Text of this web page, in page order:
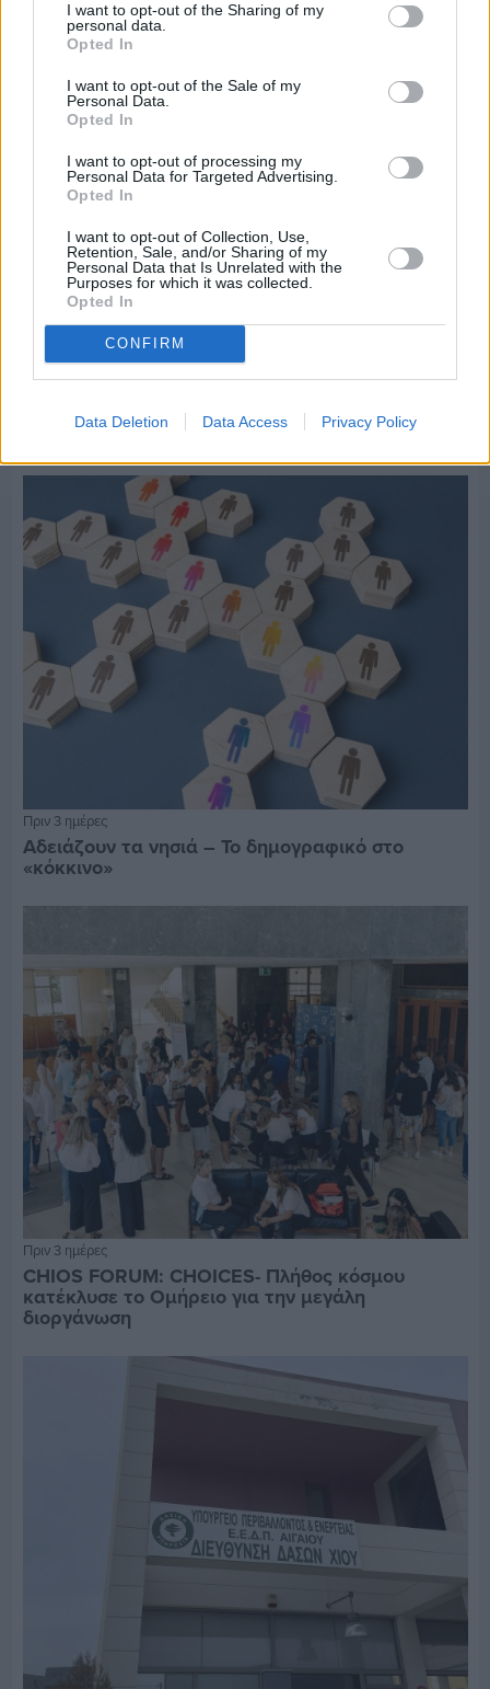
I want to opt-out of the Sharing of my
personal data.
Opted In
I want to opt-out of the Sale of my
Personal Data.
Opted In
I want to opt-out of processing my
Personal Data for Targeted Advertising.
Opted In
I want to opt-out of Collection, Use,
Retention, Sale, and/or Sharing of my
Personal Data that Is Unrelated with the
Purposes for which it was collected.
Opted In
CONFIRM
Data Deletion Data Access Privacy Policy
Διαφήμιση
Ώρα να επιστρέψει η Δημοτική Αστυνομία στη
Πριν 3 ημέρες
Αδειάζουν τα νησιά – Το δημογραφικό στο
«κόκκινο»
Πριν 3 ημέρες
CHIOS FORUM: CHOICES- Πλήθος κόσμου
κατέκλυσε το Ομήρειο για την μεγάλη
διοργάνωση